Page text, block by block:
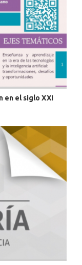
en el siglo XXI